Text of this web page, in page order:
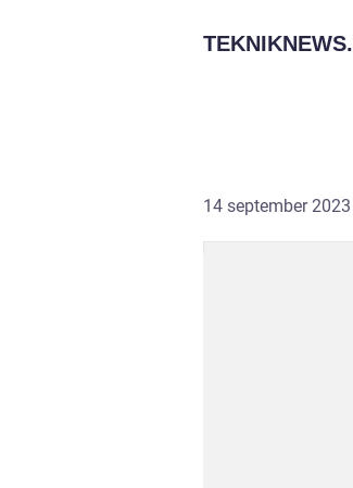
TEKNIKNEWS.
14 september 2023